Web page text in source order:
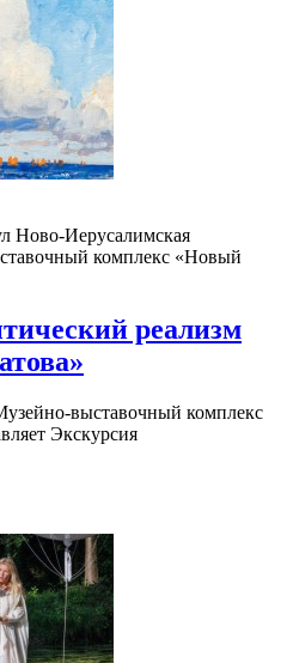
Ново-Иерусалимская
комплекс «Новый
реализм
выставочный комплекс
Экскурсия